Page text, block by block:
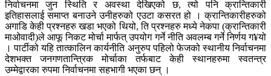
निर्वाचनमा जुन स्थिति र अवस्था देखिएको छ, त्यो पनि क्रान्तिकारी
इतिहासलाई समाप्त बनाउने उनीहरुको एउटा कसरत हो । क्रान्तिकारीहरुको
अगाडि केही प्रश्नहरु खडा भएको थियो, ति प्रश्नहरु मध्ये नेकपा (क्रान्तिकारी
माओवादी)ले आफू निकट मोर्चा मार्फत् उपयोग गर्ने नीति अवलम्ब गर्ने निर्णय ग¥यो
। पार्टीको यहि तात्कालिन कार्यनीति अनुरुप पहिलो फेजको स्थानीय निर्वाचनमा
देशभक्त जनगणतान्त्रिक मोर्चाका तर्फबाट केही स्थानहरुमा स्वतन्त्र
उम्मेद्वारका रुपमा निर्वाचनमा सहभागी भएका छन् ।